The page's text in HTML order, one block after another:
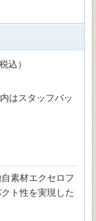
込）
はスタッフバッ
素材エクセロフ
ト性を実現した